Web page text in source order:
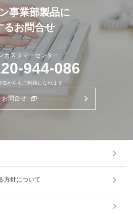
事業部製品に
るお問合せ
カスタマーセンター
944-086
からもご利用になれます
お問合せ
方針について